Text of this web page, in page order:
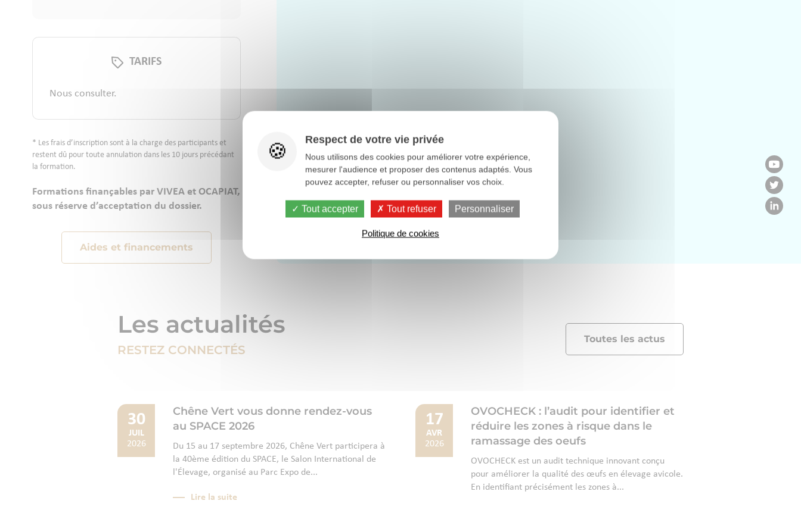
TARIFS
Nous consulter.
* Les frais d’inscription sont à la charge des participants et
restent dû pour toute annulation dans les 10 jours précédant
la formation.
Formations finançables par VIVEA et OCAPIAT,
sous réserve d’acceptation du dossier.
Aides et financements
Les actualités
RESTEZ CONNECTÉS
30
JUIL
2026
Chêne Vert vous donne rendez-vous
au SPACE 2026
Du 15 au 17 septembre 2026, Chêne Vert participera à
la 40ème édition du SPACE, le Salon International de
l'Élevage, organisé au Parc Expo de...
Lire la suite
17
AVR
2026
OVOCHECK : l’audit pour identifier et
réduire les zones à risque dans le
ramassage des oeufs
OVOCHECK est un audit technique innovant conçu
pour améliorer la qualité des œufs en élevage avicole.
En identifiant précisément les zones à...
Toutes les actus
Respect de votre vie privée
Nous utilisons des cookies pour améliorer votre expérience,
mesurer l'audience et proposer des contenus adaptés. Vous
pouvez accepter, refuser ou personnaliser vos choix.
Tout accepter Tout refuser Personnaliser
Politique de cookies